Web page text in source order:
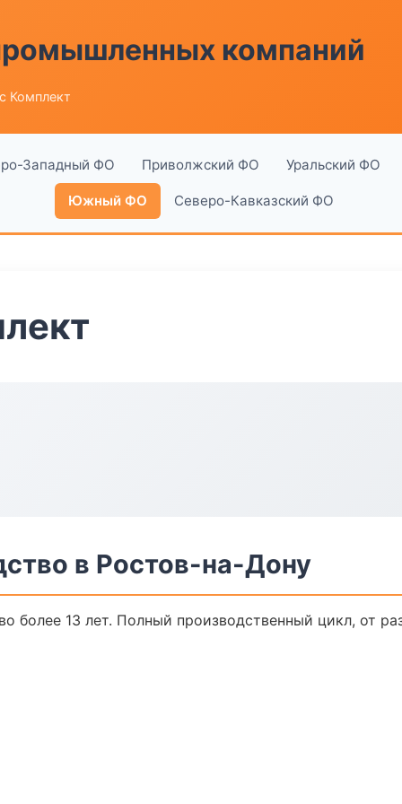
компаний
Комплект
Западный ФО Приволжский ФО Уральский ФО
Южный ФО Северо-Кавказский ФО
в Ростов-на-Дону
более 13 лет. Полный производственный цикл, от